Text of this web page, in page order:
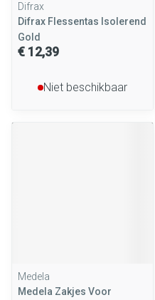
Difrax
Difrax Flessentas Isolerend
Gold
€ 12,39
Niet beschikbaar
Medela
Medela Zakjes Voor